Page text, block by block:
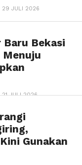
29 JULI 2026
Baru Bekasi
Menuju
21 JULI 2026
Gunakan